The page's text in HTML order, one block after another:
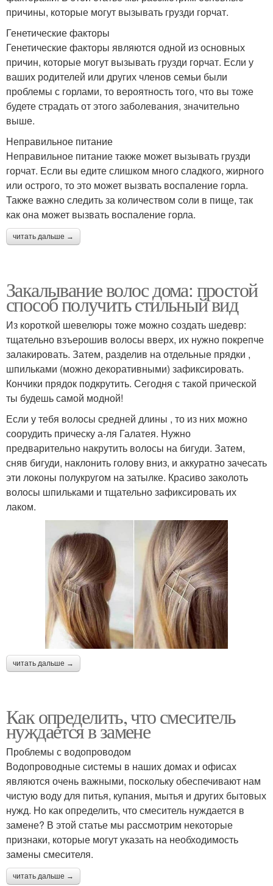
причины, которые могут вызывать грузди горчат.
Генетические факторы
Генетические факторы являются одной из основных
причин, которые могут вызывать грузди горчат. Если у
ваших родителей или других членов семьи были
проблемы с горлами, то вероятность того, что вы тоже
будете страдать от этого заболевания, значительно
выше.
Неправильное питание
Неправильное питание также может вызывать грузди
горчат. Если вы едите слишком много сладкого, жирного
или острого, то это может вызвать воспаление горла.
Также важно следить за количеством соли в пище, так
как она может вызвать воспаление горла.
читать дальше →
Закалывание волос дома: простой
способ получить стильный вид
Из короткой шевелюры тоже можно создать шедевр:
тщательно взъерошив волосы вверх, их нужно покрепче
залакировать. Затем, разделив на отдельные прядки ,
шпильками (можно декоративными) зафиксировать.
Кончики прядок подкрутить. Сегодня с такой прической
ты будешь самой модной!
Если у тебя волосы средней длины , то из них можно
соорудить прическу а-ля Галатея. Нужно
предварительно накрутить волосы на бигуди. Затем,
сняв бигуди, наклонить голову вниз, и аккуратно зачесать
эти локоны полукругом на затылке. Красиво заколоть
волосы шпильками и тщательно зафиксировать их
лаком.
читать дальше →
Как определить, что смеситель
нуждается в замене
Проблемы с водопроводом
Водопроводные системы в наших домах и офисах
являются очень важными, поскольку обеспечивают нам
чистую воду для питья, купания, мытья и других бытовых
нужд. Но как определить, что смеситель нуждается в
замене? В этой статье мы рассмотрим некоторые
признаки, которые могут указать на необходимость
замены смесителя.
читать дальше →